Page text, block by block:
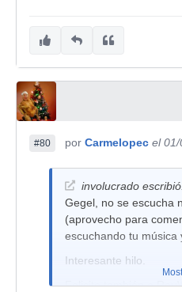
#80 por Carmelopec el
involucrado
Gegel, no se escucha
(aprovecho para
escuchando tu música
Interesante hilo.
Felicito también a